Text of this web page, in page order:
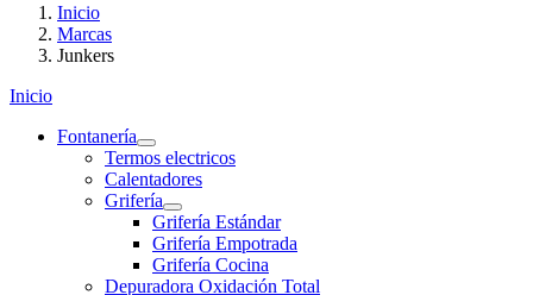
Inicio
Marcas
Junkers
Inicio
Fontanería
Termos electricos
Calentadores
Grifería
Grifería Estándar
Grifería Empotrada
Grifería Cocina
Depuradora Oxidación Total